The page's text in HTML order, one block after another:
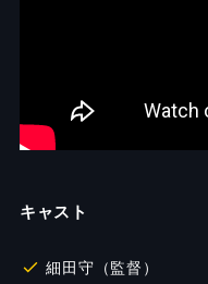
キャスト
細田守（監督）